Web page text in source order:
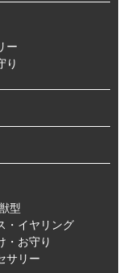
ー
り
型
・イヤリング
・お守り
サリー